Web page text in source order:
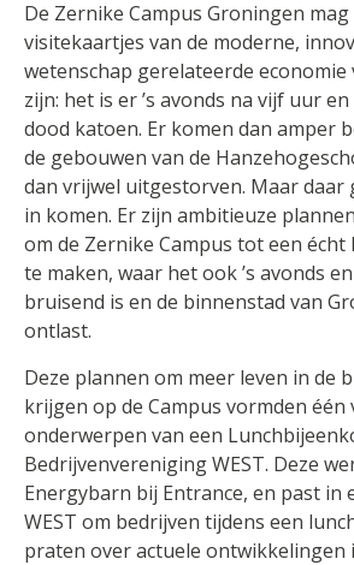
De Zernike Campus Groningen mag
visitekaartjes van de moderne,
wetenschap gerelateerde economie
zijn: het is er ’s avonds na vijf uur
dood katoen. Er komen dan amper
de gebouwen van de
dan vrijwel uitgestorven. Maar daar
in komen. Er zijn ambitieuze
om de Zernike Campus tot een écht
te maken, waar het ook ’s avonds
bruisend is en de binnenstad van
ontlast.
Deze plannen om meer leven in de
krijgen op de Campus vormden één
onderwerpen van een
Bedrijvenvereniging WEST. Deze
Energybarn bij Entrance, en past in
WEST om bedrijven tijdens een
praten over actuele ontwikkelingen